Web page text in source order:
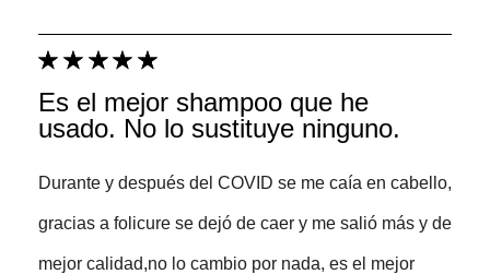
Es el mejor shampoo que he
usado. No lo sustituye ninguno.
Durante y después del COVID se me caía en cabello,
gracias a folicure se dejó de caer y me salió más y de
mejor calidad,no lo cambio por nada, es el mejor